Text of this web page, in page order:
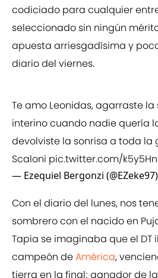
codiciado para cualquier
seleccionado sin ningún
apuesta arriesgadísima y
diario del viernes.
Te amo Leonidas, agarraste
interino cuando nadie quería
devolviste la sonrisa a toda la
Scaloni pic.twitter.com/
— Ezequiel Bergonzi (@EZeke97)
Con el diario del lunes, nos
sombrero con el nacido en
Tapia se imaginaba que el
campeón deAmérica,
tierra en la final; ganador de